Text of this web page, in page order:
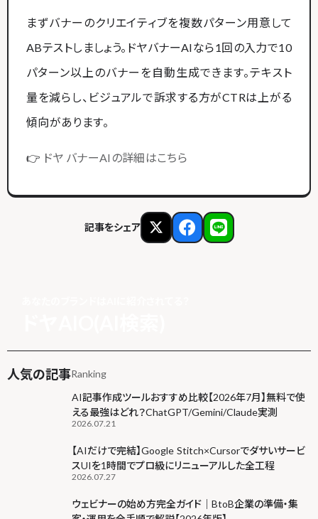
まずバナーのクリエイティブを複数パターン用意して
ABテストしましょう。ドヤバナーAIなら1回の入力で10
パターン以上のバナーを自動生成できます。テキスト
量を減らし、ビジュアルで訴求する方がCTRは上がる
傾向があります。
👉 ドヤ バナーAIの詳細はこちら
記事をシェア
人気の記事Ranking
AI記事作成ツールおすすめ比較【2026年7月】無料で使
える最強はどれ？ChatGPT/Gemini/Claude実測
2026.07.21
【AIだけで完結】Google Stitch×Cursorでダサいサービ
スUIを1時間でプロ級にリニューアルした全工程
2026.07.27
ウェビナーの始め方完全ガイド｜BtoB企業の準備・集